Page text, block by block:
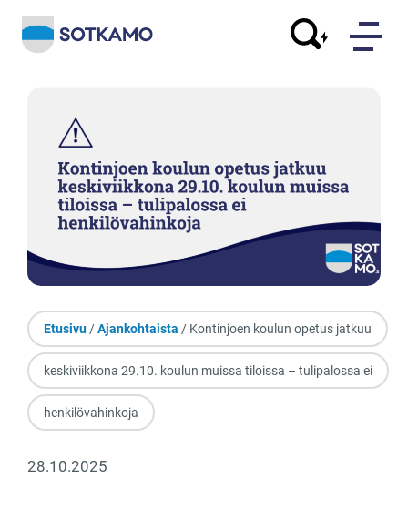
Etusivu/Ajankohtaista / Kontinjoen koulun opetus jatkuu
keskiviikkona 29.10. koulun muissa tiloissa – tulipalossa ei
henkilövahinkoja
28.10.2025